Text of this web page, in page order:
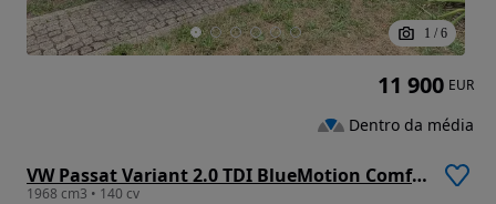
1 / 6
VW Passat Variant 2.0 TDI BlueMotion Comfortline
1968 cm3 • 140 cv
11 900 EUR
Dentro da média